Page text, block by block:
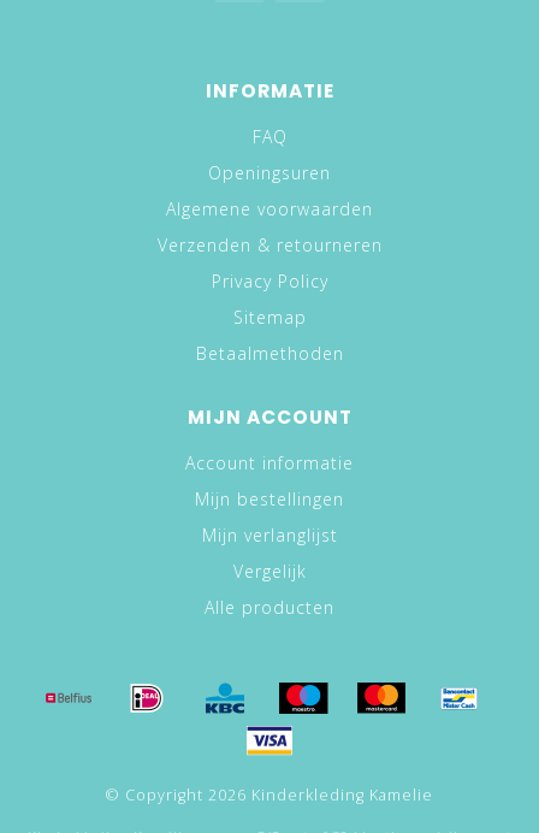
INFORMATIE
FAQ
Openingsuren
Algemene voorwaarden
Verzenden & retourneren
Privacy Policy
Sitemap
Betaalmethoden
MIJN ACCOUNT
Account informatie
Mijn bestellingen
Mijn verlanglijst
Vergelijk
Alle producten
© Copyright 2026 Kinderkleding Kamelie